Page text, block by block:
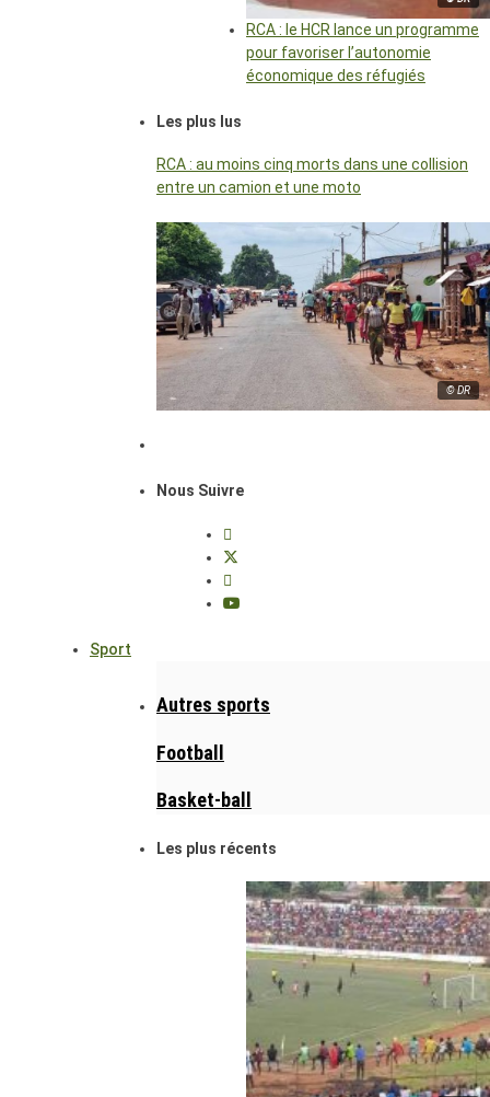
RCA : le HCR lance un programme
pour favoriser l’autonomie
économique des réfugiés
Les plus lus
RCA : au moins cinq morts dans une collision
entre un camion et une moto
© DR
Nous Suivre
Sport
Autres sports
Football
Basket-ball
Les plus récents